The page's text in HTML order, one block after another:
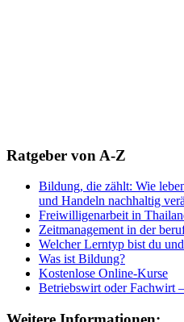
Ratgeber von A-Z
Bildung, die zählt: Wie
und Handeln nachhaltig
Freiwilligenarbeit in
Zeitmanagement in der
Welcher Lerntyp bist du
Was ist Bildung?
Kostenlose Online-Kurse
Betriebswirt oder Fachwirt